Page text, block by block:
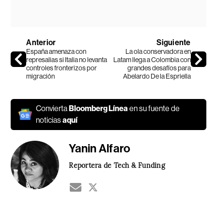
Anterior
España amenaza con
represalias si Italia no levanta
controles fronterizos por
migración
Siguiente
La ola conservadora en
Latam llega a Colombia con
grandes desafíos para
Abelardo De la Espriella
ConviertaBloomberg Línea en su fuente de
noticiasaquí
Yanin Alfaro
Reportera de Tech & Funding